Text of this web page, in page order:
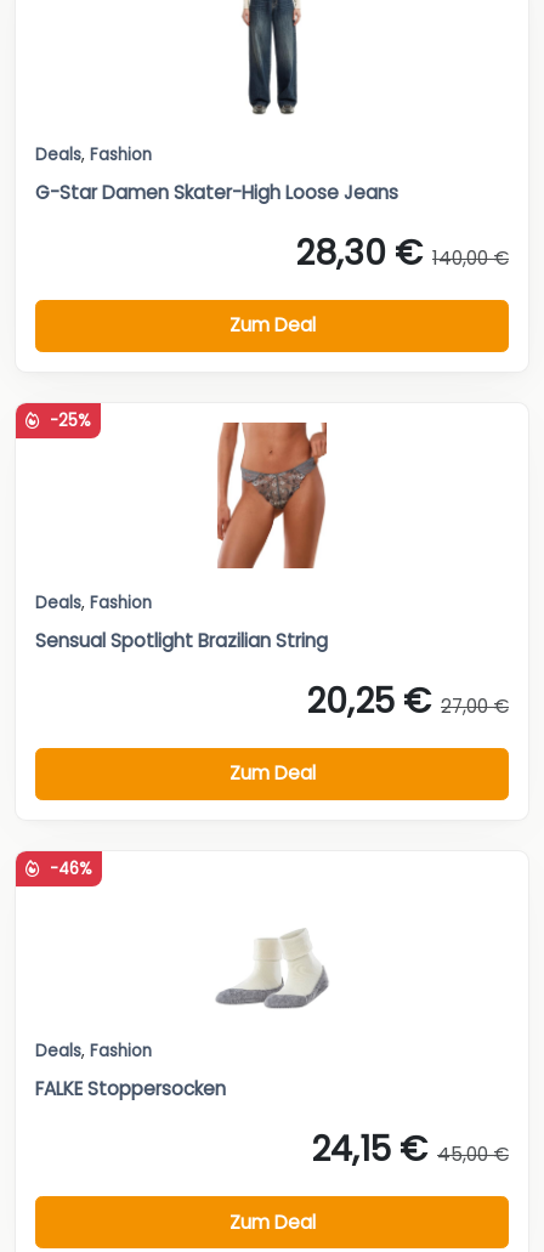
Deals, Fashion
G-Star Damen Skater-High Loose Jeans
28,30 € 140,00 €
Zum Deal
-25%
Deals, Fashion
Sensual Spotlight Brazilian String
20,25 € 27,00 €
Zum Deal
-46%
Deals, Fashion
FALKE Stoppersocken
24,15 € 45,00 €
Zum Deal